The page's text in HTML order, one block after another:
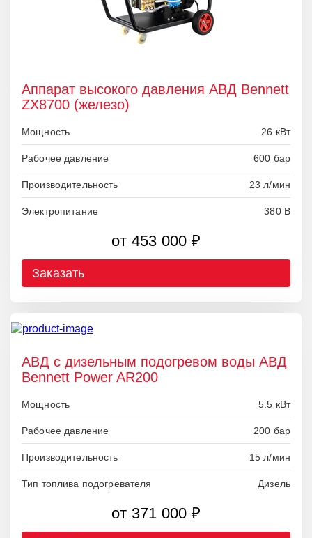
Аппарат высокого давления АВД Bennett
ZX8700 (железо)
Мощность 26 кВт
Рабочее давление 600 бар
Производительность 23 л/мин
Электропитание 380 В
от 453 000 ₽
Заказать
АВД с дизельным подогревом воды АВД
Bennett Power AR200
Мощность 5.5 кВт
Рабочее давление 200 бар
Производительность 15 л/мин
Тип топлива подогревателя Дизель
от 371 000 ₽